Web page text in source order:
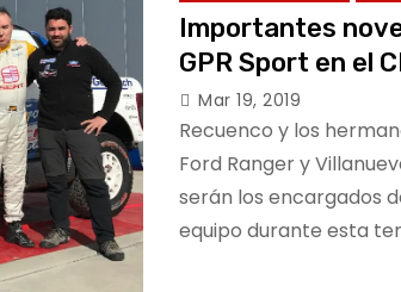
Importantes
GPR Sport en el
Mar 19, 2019
Recuenco y los
Ford Ranger y
serán los encargados
equipo durante esta